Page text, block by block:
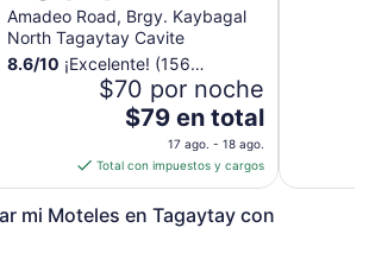
Amadeo Road, Brgy. Kaybagal
North Tagaytay Cavite
8.6/10 ¡Excelente! (156
$70 por noche
El
precio
es
de
$79
$79 en total
17 ago. - 18 ago.
Total con impuestos y cargos
mi Moteles en Tagaytay con